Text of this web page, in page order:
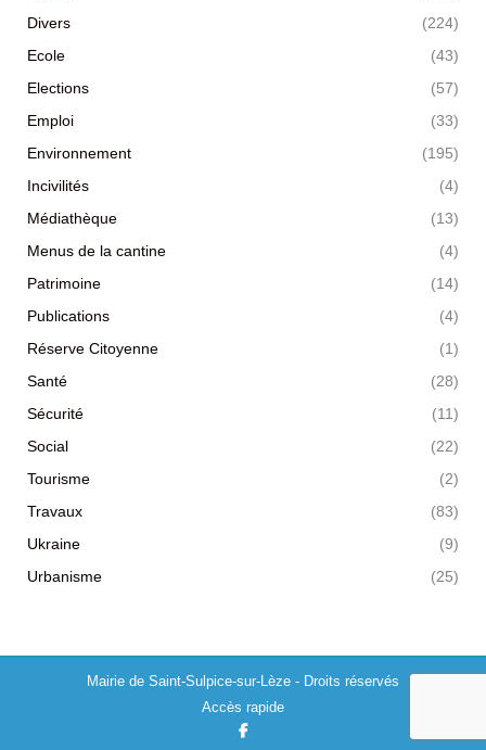
Divers
(224)
Ecole
(43)
Elections
(57)
Emploi
(33)
Environnement
(195)
Incivilités
(4)
Médiathèque
(13)
Menus de la cantine
(4)
Patrimoine
(14)
Publications
(4)
Réserve Citoyenne
(1)
Santé
(28)
Sécurité
(11)
Social
(22)
Tourisme
(2)
Travaux
(83)
Ukraine
(9)
Urbanisme
(25)
Mairie de Saint-Sulpice-sur-Lèze - Droits réservés
Accès rapide